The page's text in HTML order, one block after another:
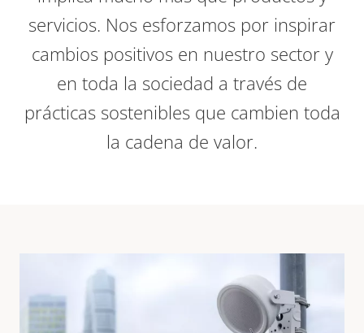
servicios. Nos esforzamos por inspirar
cambios positivos en nuestro sector y
en toda la sociedad a través de
prácticas sostenibles que cambien toda
la cadena de valor.